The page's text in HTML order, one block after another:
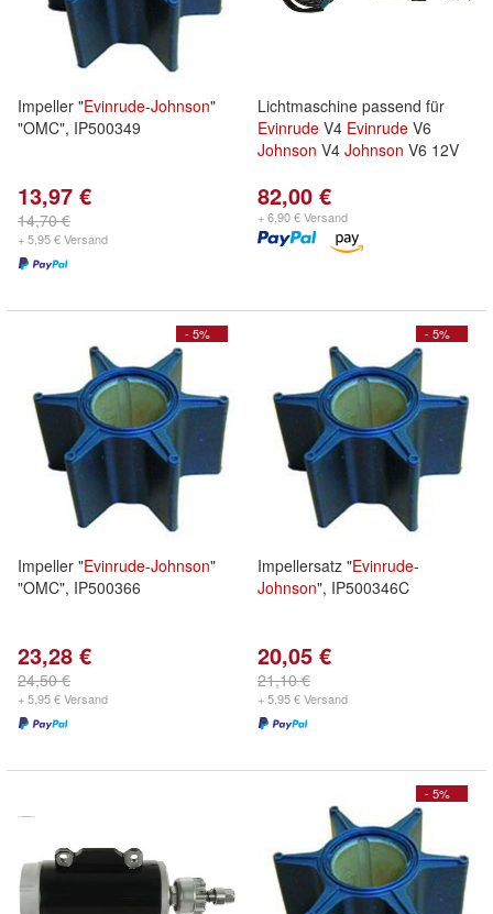
Impeller "Evinrude-Johnson"
"OMC", IP500349
13,97 €
14,70 €
+ 5,95 € Versand
Lichtmaschine passend für
Evinrude V4 Evinrude V6
Johnson V4 Johnson V6 12V
82,00 €
+ 6,90 € Versand
- 5%
Impeller "Evinrude-Johnson"
"OMC", IP500366
23,28 €
24,50 €
+ 5,95 € Versand
- 5%
Impellersatz "Evinrude-
Johnson", IP500346C
20,05 €
21,10 €
+ 5,95 € Versand
- 5%